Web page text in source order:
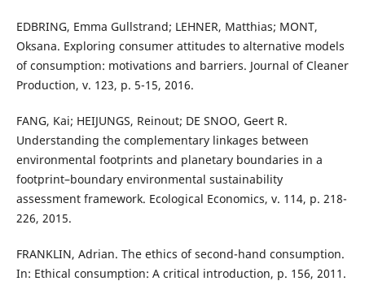
EDBRING, Emma Gullstrand; LEHNER, Matthias; MONT,
Oksana. Exploring consumer attitudes to alternative models
of consumption: motivations and barriers. Journal of Cleaner
Production, v. 123, p. 5-15, 2016.
FANG, Kai; HEIJUNGS, Reinout; DE SNOO, Geert R.
Understanding the complementary linkages between
environmental footprints and planetary boundaries in a
footprint–boundary environmental sustainability
assessment framework. Ecological Economics, v. 114, p. 218-
226, 2015.
FRANKLIN, Adrian. The ethics of second-hand consumption.
In: Ethical consumption: A critical introduction, p. 156, 2011.